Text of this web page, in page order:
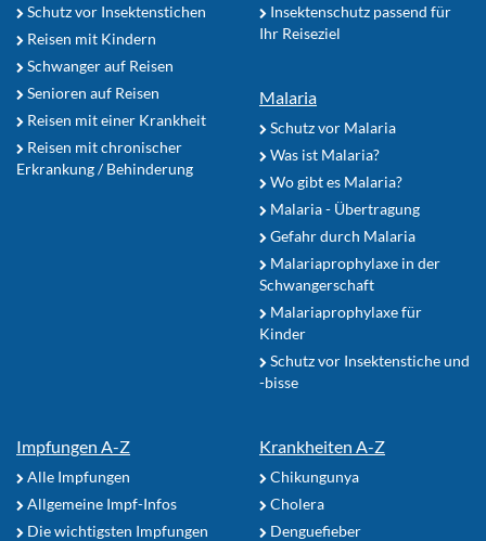
Schutz vor Insektenstichen
Reisen mit Kindern
Schwanger auf Reisen
Senioren auf Reisen
Reisen mit einer Krankheit
Reisen mit chronischer
Erkrankung / Behinderung
Insektenschutz passend für
Ihr Reiseziel
Malaria
Schutz vor Malaria
Was ist Malaria?
Wo gibt es Malaria?
Malaria - Übertragung
Gefahr durch Malaria
Malariaprophylaxe in der
Schwangerschaft
Malariaprophylaxe für
Kinder
Schutz vor Insektenstiche und
-bisse
Impfungen A-Z
Alle Impfungen
Allgemeine Impf-Infos
Die wichtigsten Impfungen
Krankheiten A-Z
Chikungunya
Cholera
Denguefieber